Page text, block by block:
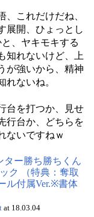
これだけだね、
展開、ひょっとし
、ヤキモキする
知れないけど、上
が強いから、精神
れないね。
台を打つか、見せ
行台か、どちらを
ないですねｗ
ター勝ち勝ちくん
ク （特典：奪取
ル付属Ver.※書体
at 18.03.04